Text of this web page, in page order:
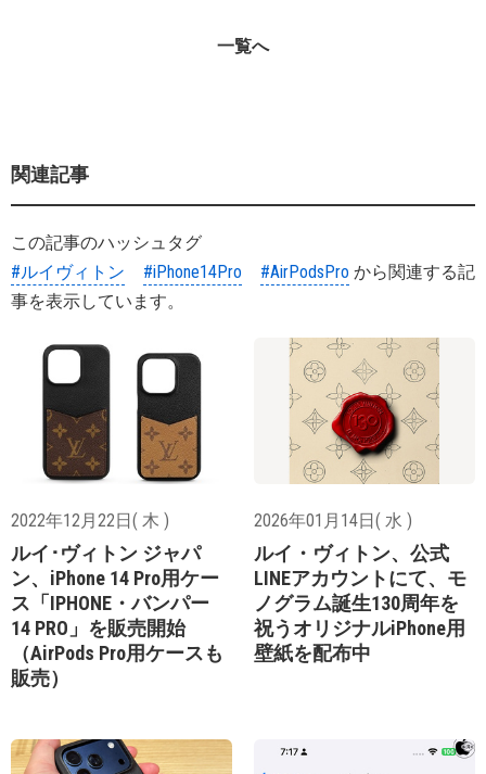
一覧へ
関連記事
この記事のハッシュタグ
#ルイヴィトン
#iPhone14Pro #AirPodsPro から関連する記
事を表示しています。
2022年12月22日( 木 )
ルイ･ヴィトン ジャパ
ン、iPhone 14 Pro用ケー
ス「IPHONE・バンパー
14 PRO」を販売開始
（AirPods Pro用ケースも
販売）
2026年01月14日( 水 )
ルイ・ヴィトン、公式
LINEアカウントにて、モ
ノグラム誕生130周年を
祝うオリジナルiPhone用
壁紙を配布中